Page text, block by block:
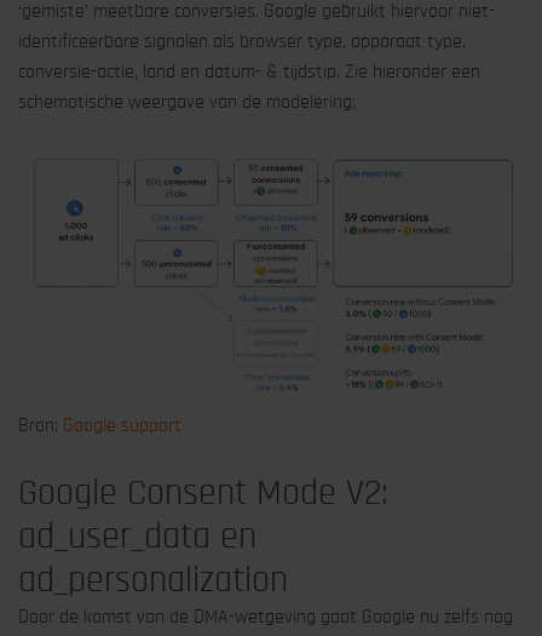
‘gemiste’ meetbare conversies. Google gebruikt hiervoor niet-
identificeerbare signalen als browser type, apparaat type,
conversie-actie, land en datum- & tijdstip. Zie hieronder een
schematische weergave van de modelering:
Bron: Google support
Google Consent Mode V2:
ad_user_data en
ad_personalization
Door de komst van de DMA-wetgeving gaat Google nu zelfs nog